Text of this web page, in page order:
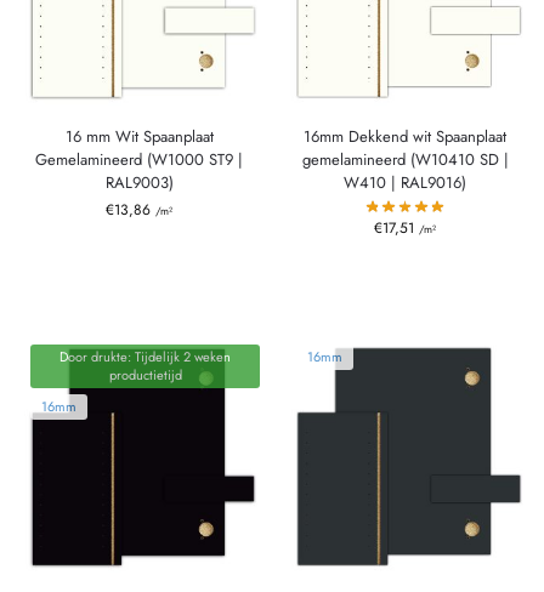
16 mm Wit Spaanplaat
Gemelamineerd (W1000 ST9 |
RAL9003)
€13,86 /m²
16mm Dekkend wit Spaanplaat
gemelamineerd (W10410 SD |
W410 | RAL9016)
€17,51 /m²
Door drukte: Tijdelijk 2 weken
productietijd
16mm
16mm